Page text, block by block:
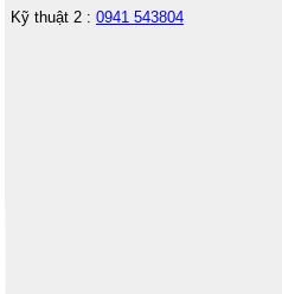
Kỹ thuật 2 : 0941 543804